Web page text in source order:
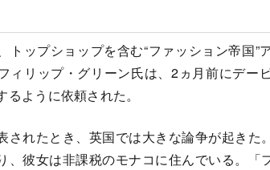
トップショップを含む“ファッション帝国”
ィリップ・グリーン氏は、2ヵ月前にデー
ように依頼された。
されたとき、英国では大きな論争が起きた
、彼女は非課税のモナコに住んでいる。「